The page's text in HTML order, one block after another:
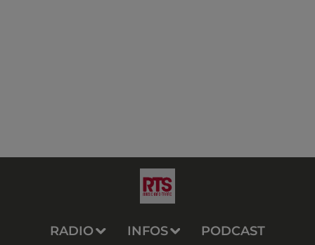
RADIO INFOS PODCAST